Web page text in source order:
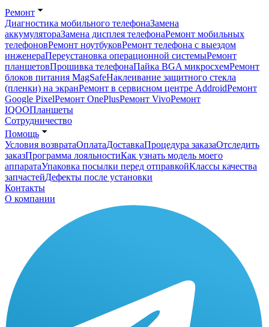
Ремонт
Диагностика мобильного телефонаЗамена
аккумулятораЗамена дисплея телефонаРемонт мобильных
телефоновРемонт ноутбуковРемонт телефона с выездом
инженераПереустановка операционной системыРемонт
планшетовПрошивка телефонаПайка BGA микросхемРемонт
блоков питания MagSafeНаклеивание защитного стекла
(пленки) на экранРемонт в сервисном центре AddroidРемонт
Google PixelРемонт OnePlusРемонт VivoРемонт
IQOOПланшеты
Сотрудничество
Помощь
Условия возвратаОплатаДоставкаПроцедура заказаОтследить
заказПрограмма лояльностиКак узнать модель моего
аппаратаУпаковка посылки перед отправкойКлассы качества
запчастейДефекты после установки
Контакты
О компании